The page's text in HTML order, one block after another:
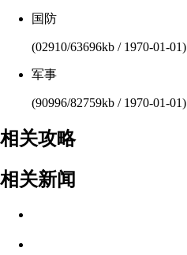
国防
(02910/63696kb / 1970-01-01)
军事
(90996/82759kb / 1970-01-01)
相关攻略
相关新闻